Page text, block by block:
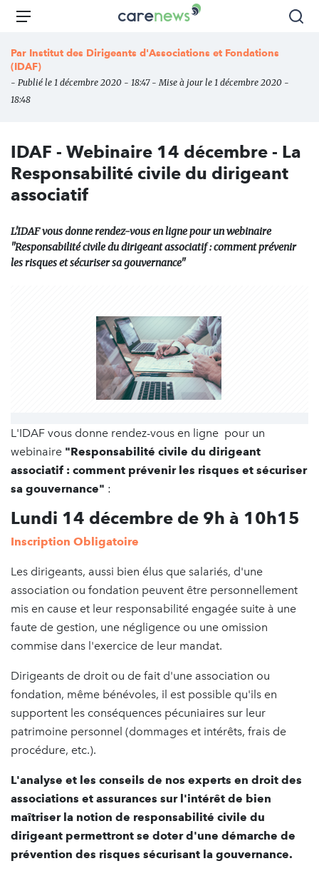
Aller
principal
Carenews,
média
acteurs
Menu
Par Institut des Dirigeants d'Associations et Fondations
(IDAF)
- Publié le 1 décembre 2020 - 18:47 - Mise à jour le 1 décembre 2020 -
18:48
IDAF - Webinaire 14 décembre - La
Responsabilité civile du dirigeant
associatif
L'IDAF vous donne rendez-vous en ligne pour un webinaire
"Responsabilité civile du dirigeant associatif : comment prévenir
les risques et sécuriser sa gouvernance"
L'IDAF vous donne rendez-vous en ligne pour un
webinaire "Responsabilité civile du dirigeant
associatif : comment prévenir les risques et sécuriser
sa gouvernance" :
Lundi 14 décembre de 9h à 10h15
Inscription Obligatoire
Les dirigeants, aussi bien élus que salariés, d'une
association ou fondation peuvent être personnellement
mis en cause et leur responsabilité engagée suite à une
faute de gestion, une négligence ou une omission
commise dans l'exercice de leur mandat.
Dirigeants de droit ou de fait d'une association ou
fondation, même bénévoles, il est possible qu'ils en
supportent les conséquences pécuniaires sur leur
patrimoine personnel (dommages et intérêts, frais de
procédure, etc.).
L'analyse et les conseils de nos experts en droit des
associations et assurances sur l'intérêt de bien
maîtriser la notion de responsabilité civile du
dirigeant permettront se doter d'une démarche de
prévention des risques sécurisant la gouvernance.